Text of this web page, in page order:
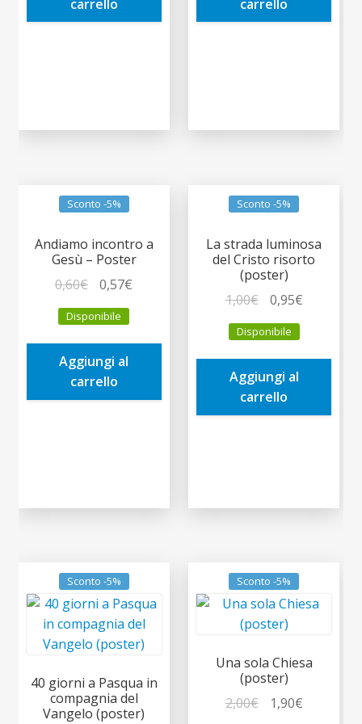
carrello
carrello
Sconto -5%
Andiamo incontro a
Gesù – Poster
0,60€
prezzo
originale
era:
0,60€.
0,57€
è:
Disponibile
Aggiungi al
carrello
Sconto -5%
La strada luminosa
del Cristo risorto
(poster)
1,00€
prezzo
originale
era:
1,00€.
0,95€Il
è:
Disponibile
Aggiungi al
carrello
Sconto -5%
40 giorni a Pasqua in
compagnia del
Vangelo (poster)
Sconto -5%
Una sola Chiesa
(poster)
2,00€ 1,90€Il